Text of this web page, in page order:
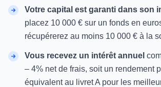
Votre capital est garanti dans son
placez 10 000 € sur un fonds en
récupérerez au moins 10 000 € à la
Vous recevez un intérêt annuel
– 4% net de frais, soit un rendement
équivalent au livret A pour les